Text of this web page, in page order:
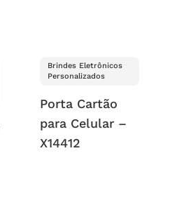
Brindes Eletrônicos
Personalizados
Porta Cartão
para Celular –
X14412